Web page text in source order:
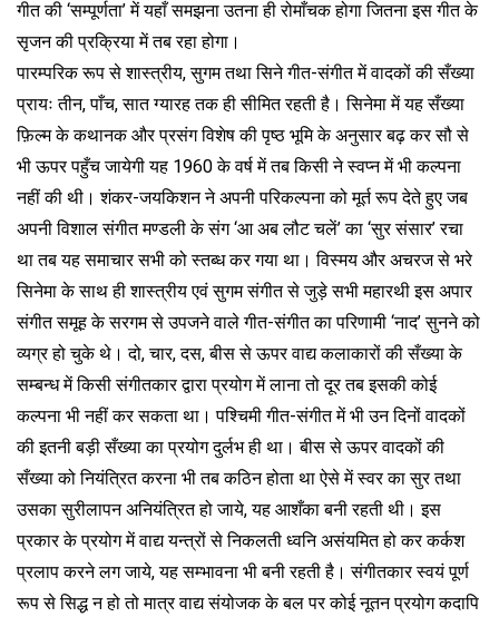
गीत की ‘सम्पूर्णता’ में यहाँ समझना उतना ही रोमाँचक होगा जितना इस गीत के
सृजन की प्रक्रिया में तब रहा होगा।
पारम्परिक रूप से शास्त्रीय, सुगम तथा सिने गीत-संगीत में वादकों की सँख्या
प्रायः तीन, पाँच, सात ग्यारह तक ही सीमित रहती है। सिनेमा में यह सँख्या
फ़िल्म के कथानक और प्रसंग विशेष की पृष्ठ भूमि के अनुसार बढ़ कर सौ से
भी ऊपर पहुँच जायेगी यह 1960 के वर्ष में तब किसी ने स्वप्न में भी कल्पना
नहीं की थी। शंकर-जयकिशन ने अपनी परिकल्पना को मूर्त रूप देते हुए जब
अपनी विशाल संगीत मण्डली के संग ‘आ अब लौट चलें’ का ‘सुर संसार’ रचा
था तब यह समाचार सभी को स्तब्ध कर गया था। विस्मय और अचरज से भरे
सिनेमा के साथ ही शास्त्रीय एवं सुगम संगीत से जुड़े सभी महारथी इस अपार
संगीत समूह के सरगम से उपजने वाले गीत-संगीत का परिणामी ‘नाद’ सुनने को
व्यग्र हो चुके थे। दो, चार, दस, बीस से ऊपर वाद्य कलाकारों की सँख्या के
सम्बन्ध में किसी संगीतकार द्वारा प्रयोग में लाना तो दूर तब इसकी कोई
कल्पना भी नहीं कर सकता था। पश्चिमी गीत-संगीत में भी उन दिनों वादकों
की इतनी बड़ी सँख्या का प्रयोग दुर्लभ ही था। बीस से ऊपर वादकों की
सँख्या को नियंत्रित करना भी तब कठिन होता था ऐसे में स्वर का सुर तथा
उसका सुरीलापन अनियंत्रित हो जाये, यह आशँका बनी रहती थी। इस
प्रकार के प्रयोग में वाद्य यन्त्रों से निकलती ध्वनि असंयमित हो कर कर्कश
प्रलाप करने लग जाये, यह सम्भावना भी बनी रहती है। संगीतकार स्वयं पूर्ण
रूप से सिद्ध न हो तो मात्र वाद्य संयोजक के बल पर कोई नूतन प्रयोग कदापि